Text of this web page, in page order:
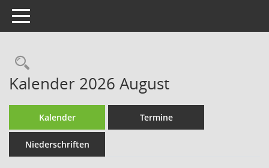
Toggle navigation
Rechercheauswahl
Kalender 2026 August
Kalender Termine
Niederschriften